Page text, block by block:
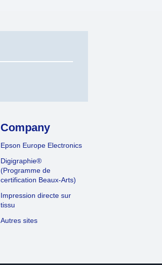
Company
Epson Europe Electronics
Digigraphie®
(Programme de
certification Beaux-Arts)
Impression directe sur
tissu
Autres sites